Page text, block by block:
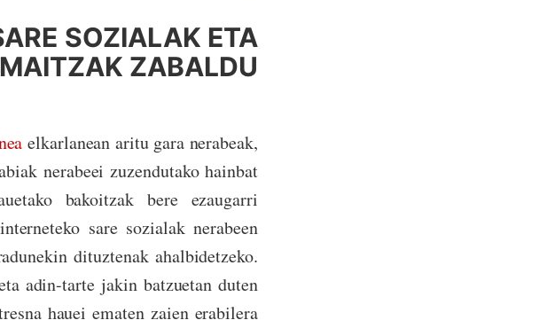
SOZIALAK ETA
ZABALDU
elkarlanean aritu gara nerabeak,
nerabeei zuzendutako hainbat
bakoitzak bere ezaugarri
sare sozialak nerabeen
dituztenak ahalbidetzeko.
adin-tarte jakin batzuetan duten
hauei ematen zaien erabilera